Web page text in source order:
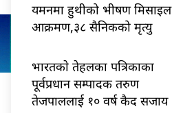
यमनमा हुथीको भीषण मिसाइल
आक्रमण,३८ सैनिकको मृत्यु
भारतकाे तेहलका पत्रिकाका
पूर्वप्रधान सम्पादक तरुण
तेजपाललाई १० वर्ष कैद सजाय